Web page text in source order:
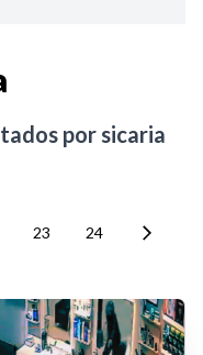
por sicaria
23 24